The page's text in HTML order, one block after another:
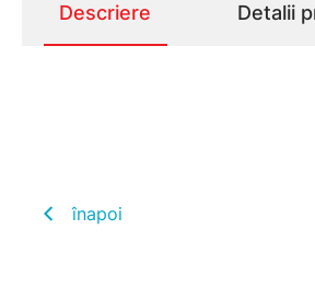
Descriere Detalii
înapoi